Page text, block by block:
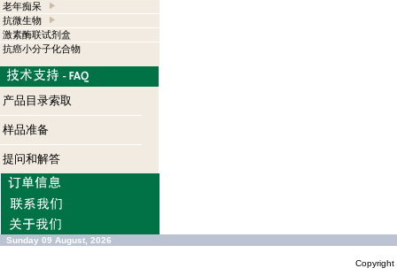
老年痴呆
抗微生物
激素酶联试剂盒
抗癌小分子化合物
产品目录索取
样品准备
提问和解答
Sunday 09 August, 2026